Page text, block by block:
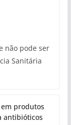
não pode ser
Sanitária
produtos
antibióticos